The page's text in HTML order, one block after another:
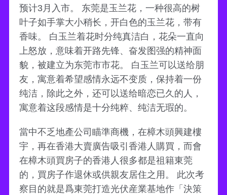
预计3月入市。 东莞是玉兰花，一种很高的树
叶子如手掌大小稍长，开白色的玉兰花，带有
香味。 白玉兰着花时分纯真洁白，花朵一直向
上怒放，意味着开路先锋、奋发图强的精神面
貌，被建立为东莞市市花。 白玉兰可以送给朋
友，寓意着希望感情永远不变质，保持着一份
纯洁，除此之外，还可以送给暗恋已久的人，
寓意着这段感情是十分纯粹、纯洁无瑕的。
當中不乏地產公司瞄準商機，在樟木頭興建樓
宇，再在香港大賣廣告吸引香港人購買，而會
在樟木頭買房子的香港人很多都是祖籍東莞
的，買房子作退休或供親友居住之用。 此次考
察目的就是爲東莞打造光伏産業基地作「決策